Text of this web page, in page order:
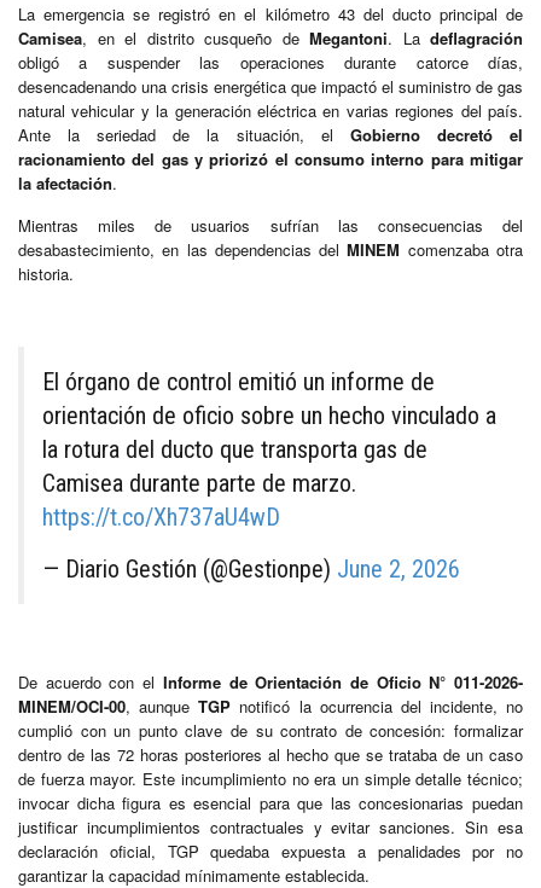
La emergencia se registró en el kilómetro 43 del ducto principal de
Camisea, en el distrito cusqueño de Megantoni. La deflagración
obligó a suspender las operaciones durante catorce días,
desencadenando una crisis energética que impactó el suministro de gas
natural vehicular y la generación eléctrica en varias regiones del país.
Ante la seriedad de la situación, el Gobierno decretó el
racionamiento del gas y priorizó el consumo interno para mitigar
la afectación.
Mientras miles de usuarios sufrían las consecuencias del
desabastecimiento, en las dependencias delMINEM comenzaba otra
historia.
El órgano de control emitió un informe de
orientación de oficio sobre un hecho vinculado a
la rotura del ducto que transporta gas de
Camisea durante parte de marzo.
https://t.co/Xh737aU4wD
— Diario Gestión (@Gestionpe) June 2, 2026
De acuerdo con el Informe de Orientación de Oficio N° 011-2026-
MINEM/OCI-00, aunqueTGP notificó la ocurrencia del incidente, no
cumplió con un punto clave de su contrato de concesión: formalizar
dentro de las 72 horas posteriores al hecho que se trataba de un caso
de fuerza mayor. Este incumplimiento no era un simple detalle técnico;
invocar dicha figura es esencial para que las concesionarias puedan
justificar incumplimientos contractuales y evitar sanciones. Sin esa
declaración oficial, TGP quedaba expuesta a penalidades por no
garantizar la capacidad mínimamente establecida.